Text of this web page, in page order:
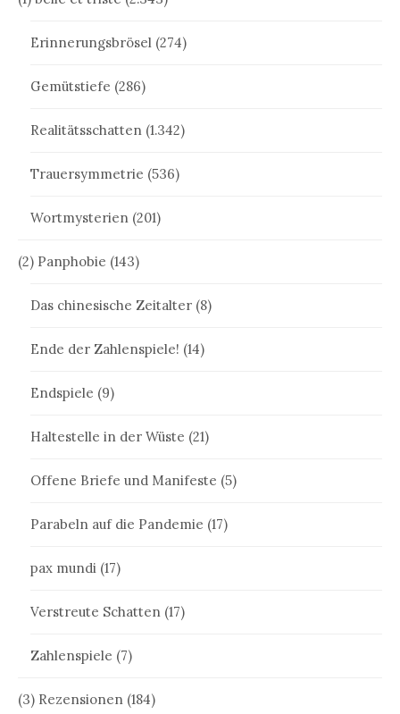
Erinnerungsbrösel (274)
Gemütstiefe (286)
Realitätsschatten (1.342)
Trauersymmetrie (536)
Wortmysterien (201)
(2) Panphobie (143)
Das chinesische Zeitalter (8)
Ende der Zahlenspiele! (14)
Endspiele (9)
Haltestelle in der Wüste (21)
Offene Briefe und Manifeste (5)
Parabeln auf die Pandemie (17)
pax mundi (17)
Verstreute Schatten (17)
Zahlenspiele (7)
(3) Rezensionen (184)